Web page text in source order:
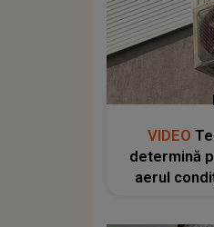
VIDEO
determină
aerul